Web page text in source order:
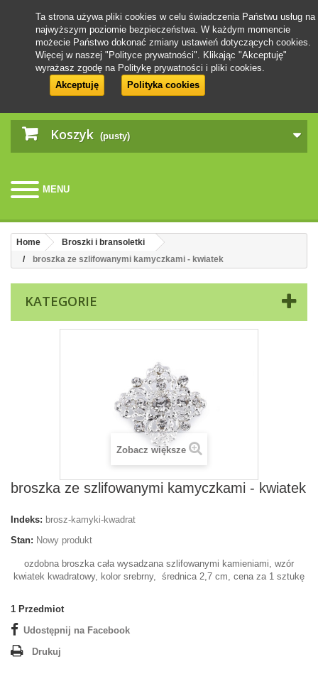
Koszyk (pusty)
MENU
Ta strona używa pliki cookies w celu świadczenia Państwu usług na
najwyższym poziomie bezpieczeństwa. W każdym momencie
możecie Państwo dokonać zmiany ustawień dotyczących cookies.
Więcej w naszej "Polityce prywatności". Klikając "Akceptuję"
wyrażasz zgodę na Politykę prywatności i pliki cookies.
Akceptuję
Polityka cookies
Home
Broszki i bransoletki
broszka ze szlifowanymi kamyczkami - kwiatek
KATEGORIE
Zobacz większe
broszka ze szlifowanymi kamyczkami - kwiatek
Indeks: brosz-kamyki-kwadrat
Stan: Nowy produkt
ozdobna broszka cała wysadzana szlifowanymi kamieniami, wzór
kwiatek kwadratowy, kolor srebrny, średnica 2,7 cm, cena za 1 sztukę
1 Przedmiot
Udostępnij na Facebook
Drukuj